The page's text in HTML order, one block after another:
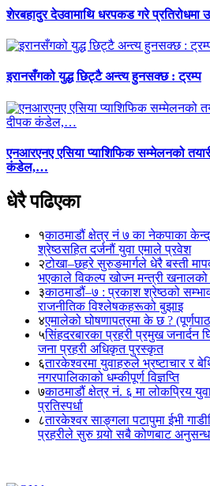
शेरबहादुर देउवामाथि धरपकड गरे प्रतिरोधमा
इरानसँगको युद्ध छिट्टै अन्त्य हुनसक्छ : ट्रम्प
एनआरएनए एसिया प्याशिफिक सम्मेलनको
कंडेल,…
धेरै पढिएका
१काठमाडौं क्षेत्र नं ७ का नेकपाका
श्रेष्ठसहित दर्जनौं युवा एमाले प्रवेश
२टोखा–छहरे सुरुङमार्गले धेरै बस्ती
भएकाले विकल्प खोज्न मन्त्री खनालको
३काठमाडौं–७ : प्रकाश श्रेष्ठको
राजनीतिक विश्लेषकहरूको बुझाइ
४एमालेको घोषणापत्रमा के छ ?
५सिंहदरबारका प्रहरी प्रमुख जनार्दन
जना प्रहरी अधिकृत पुरस्कृत
६तारकेश्वरमा युवाहरुले भ्रष्टाचार र
नगरपालिकाको धम्कीपूर्ण विज्ञप्ति
७काठमाडौं क्षेत्र नं. ६ मा लोकप्रिय
प्रतिस्पर्धा
८तारकेश्वर साङ्गला पटापुमा ईभी
प्रहरीले सुरु गर्‍यो सबै कोणबाट